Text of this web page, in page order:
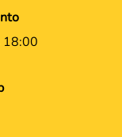
18:00